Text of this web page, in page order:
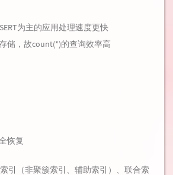
为主的应用处理速度更快
储，故count(*)的查询效率高
恢复
引（非聚簇索引、辅助索引）、联合索